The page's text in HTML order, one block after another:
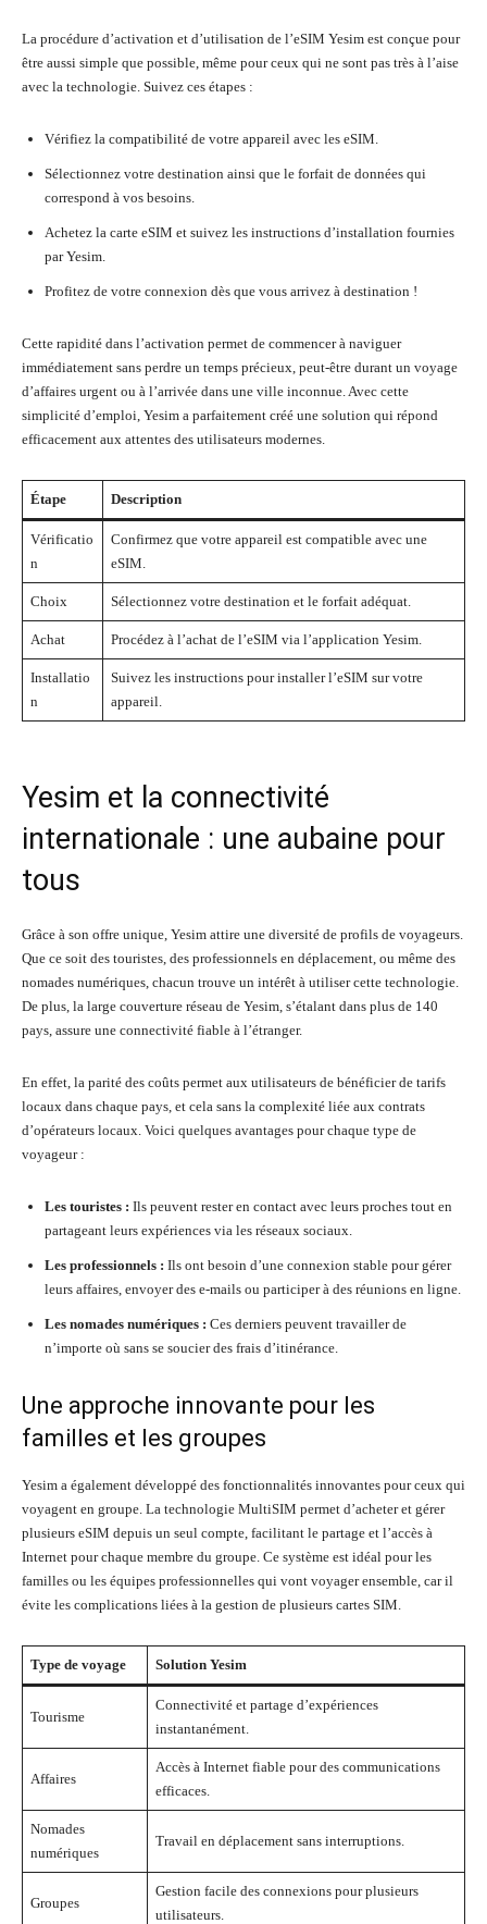
La procédure d’activation et d’utilisation de l’eSIM Yesim est conçue pour
être aussi simple que possible, même pour ceux qui ne sont pas très à l’aise
avec la technologie. Suivez ces étapes :
Vérifiez la compatibilité de votre appareil avec les eSIM.
Sélectionnez votre destination ainsi que le forfait de données qui
correspond à vos besoins.
Achetez la carte eSIM et suivez les instructions d’installation fournies
par Yesim.
Profitez de votre connexion dès que vous arrivez à destination !
Cette rapidité dans l’activation permet de commencer à naviguer
immédiatement sans perdre un temps précieux, peut-être durant un voyage
d’affaires urgent ou à l’arrivée dans une ville inconnue. Avec cette
simplicité d’emploi, Yesim a parfaitement créé une solution qui répond
efficacement aux attentes des utilisateurs modernes.
Étape Description
Vérificatio
n
Confirmez que votre appareil est compatible avec une
eSIM.
Choix Sélectionnez votre destination et le forfait adéquat.
Achat Procédez à l’achat de l’eSIM via l’application Yesim.
Installatio
n
Suivez les instructions pour installer l’eSIM sur votre
appareil.
Yesim et la connectivité
internationale : une aubaine pour
tous
Grâce à son offre unique, Yesim attire une diversité de profils de voyageurs.
Que ce soit des touristes, des professionnels en déplacement, ou même des
nomades numériques, chacun trouve un intérêt à utiliser cette technologie.
De plus, la large couverture réseau de Yesim, s’étalant dans plus de 140
pays, assure une connectivité fiable à l’étranger.
En effet, la parité des coûts permet aux utilisateurs de bénéficier de tarifs
locaux dans chaque pays, et cela sans la complexité liée aux contrats
d’opérateurs locaux. Voici quelques avantages pour chaque type de
voyageur :
Les touristes : Ils peuvent rester en contact avec leurs proches tout en
partageant leurs expériences via les réseaux sociaux.
Les professionnels : Ils ont besoin d’une connexion stable pour gérer
leurs affaires, envoyer des e-mails ou participer à des réunions en ligne.
Les nomades numériques : Ces derniers peuvent travailler de
n’importe où sans se soucier des frais d’itinérance.
Une approche innovante pour les
familles et les groupes
Yesim a également développé des fonctionnalités innovantes pour ceux qui
voyagent en groupe. La technologie MultiSIM permet d’acheter et gérer
plusieurs eSIM depuis un seul compte, facilitant le partage et l’accès à
Internet pour chaque membre du groupe. Ce système est idéal pour les
familles ou les équipes professionnelles qui vont voyager ensemble, car il
évite les complications liées à la gestion de plusieurs cartes SIM.
Type de voyage Solution Yesim
Tourisme
Connectivité et partage d’expériences
instantanément.
Affaires
Accès à Internet fiable pour des communications
efficaces.
Nomades
numériques
Travail en déplacement sans interruptions.
Groupes
Gestion facile des connexions pour plusieurs
utilisateurs.